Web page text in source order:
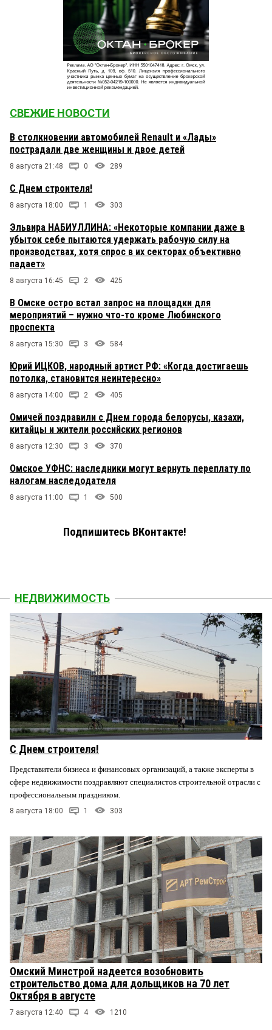
СВЕЖИЕ НОВОСТИ
В столкновении автомобилей Renault и «Лады»
пострадали две женщины и двое детей
8 августа 21:48 0 289
С Днем строителя!
8 августа 18:00 1 303
Эльвира НАБИУЛЛИНА: «Некоторые компании даже в
убыток себе пытаются удержать рабочую силу на
производствах, хотя спрос в их секторах объективно
падает»
8 августа 16:45 2 425
В Омске остро встал запрос на площадки для
мероприятий – нужно что-то кроме Любинского
проспекта
8 августа 15:30 3 584
Юрий ИЦКОВ, народный артист РФ: «Когда достигаешь
потолка, становится неинтересно»
8 августа 14:00 2 405
Омичей поздравили с Днем города белорусы, казахи,
китайцы и жители российских регионов
8 августа 12:30 3 370
Омское УФНС: наследники могут вернуть переплату по
налогам наследодателя
8 августа 11:00 1 500
Подпишитесь ВКонтакте!
НЕДВИЖИМОСТЬ
С Днем строителя!
Представители бизнеса и финансовых организаций, а также эксперты в
сфере недвижимости поздравляют специалистов строительной отрасли с
профессиональным праздником.
8 августа 18:00 1 303
Омский Минстрой надеется возобновить
строительство дома для дольщиков на 70 лет
Октября в августе
7 августа 12:40 4 1210